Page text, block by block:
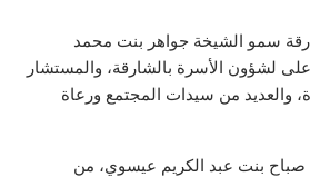
سمو الشيخة جواهر بنت محمد
لشؤون الأسرة بالشارقة، والمستشار
والعديد من سيدات المجتمع ورعاة
صباح بنت عبد الكريم عيسوي، من